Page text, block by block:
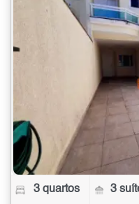
3 quartos 3